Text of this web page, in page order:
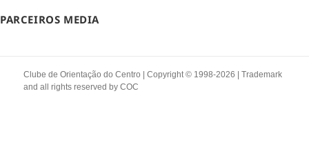
PARCEIROS MEDIA
Clube de Orientação do Centro | Copyright © 1998-2026 | Trademark
and all rights reserved byCOC